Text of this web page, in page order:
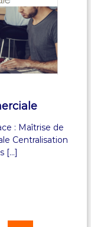
: Maîtrise de
Centralisation
[…]